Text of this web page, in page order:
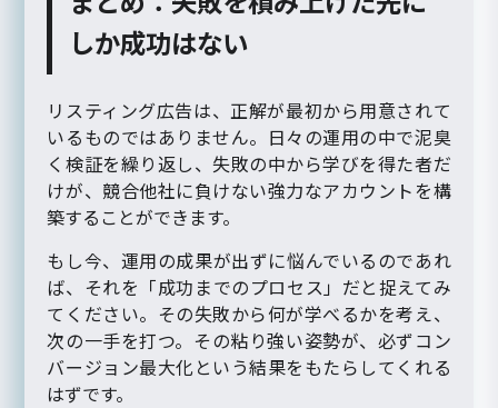
しか成功はない
リスティング広告は、正解が最初から用意されて
いるものではありません。日々の運用の中で泥臭
く検証を繰り返し、失敗の中から学びを得た者だ
けが、競合他社に負けない強力なアカウントを構
築することができます。
もし今、運用の成果が出ずに悩んでいるのであれ
ば、それを「成功までのプロセス」だと捉えてみ
てください。その失敗から何が学べるかを考え、
次の一手を打つ。その粘り強い姿勢が、必ずコン
バージョン最大化という結果をもたらしてくれる
はずです。